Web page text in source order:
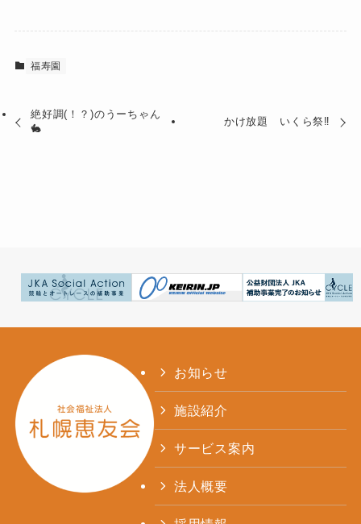
福寿園
絶好調(！？)のうーちゃん
🐇
かけ放題 いくら祭‼︎
お知らせ
施設紹介
サービス案内
法人概要